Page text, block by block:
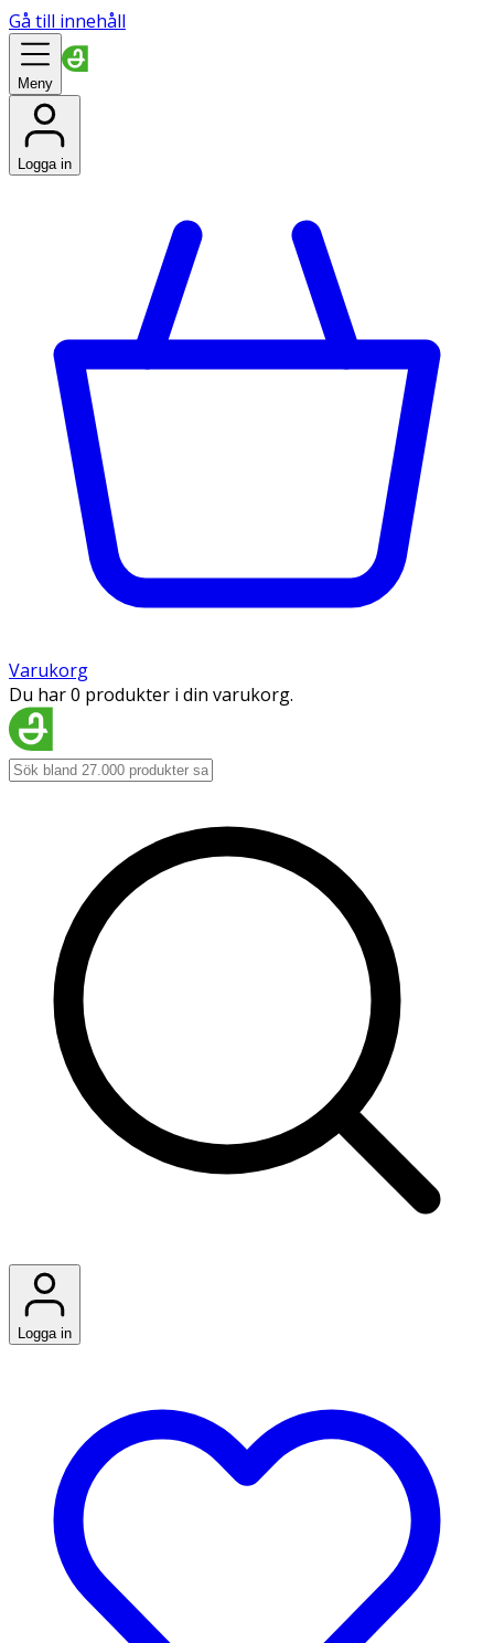
Gå till innehåll
Meny
Logga in
Varukorg
Du har 0 produkter i din varukorg.
Logga in